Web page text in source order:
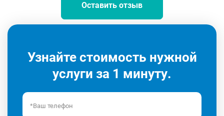
Оставить отзыв
Узнайте стоимость нужной
услуги за 1 минуту.